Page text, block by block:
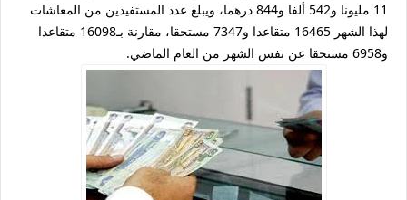
11 مليونا و542 ألفا و844 درهما، ويبلغ عدد المستفيدين من المعاشات
لهذا الشهر 16465 متقاعدا و7347 مستحقا، مقارنة بـ16098 متقاعدا
و6958 مستحقا عن نفس الشهر من العام الماضي.